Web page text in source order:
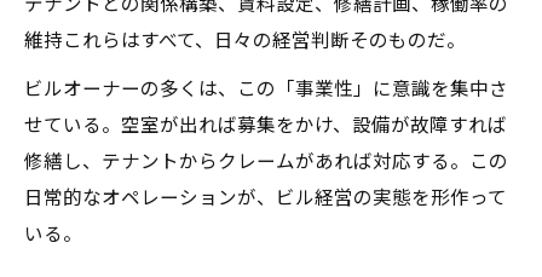
維持――これらはすべて、日々の経営判断そのものだ。
ビルオーナーの多くは、この「事業性」に意識を集中さ
せている。空室が出れば募集をかけ、設備が故障すれば
修繕し、テナントからクレームがあれば対応する。この
日常的なオペレーションが、ビル経営の実態を形作って
いる。